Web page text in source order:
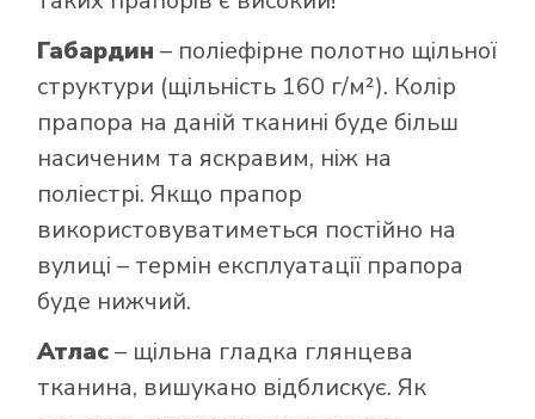
Габардин – поліефірне полотно щільної
структури (щільність 160 г/м²). Колір
прапора на даній тканині буде більш
насиченим та яскравим, ніж на
поліестрі. Якщо прапор
використовуватиметься постійно на
вулиці – термін експлуатації прапора
буде нижчий.
Атлас– щільна гладка глянцева
тканина, вишукано відблискує. Як